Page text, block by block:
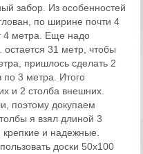
забор. Из особенностей
по ширине почти 4
4 метра. Еще надо
остается 31 метр, чтобы
пришлось сделать 2
по 3 метра. Итого
и 2 столба внешних.
поэтому докупаем
я взял длиной 3
и надежные.
доски 50х100